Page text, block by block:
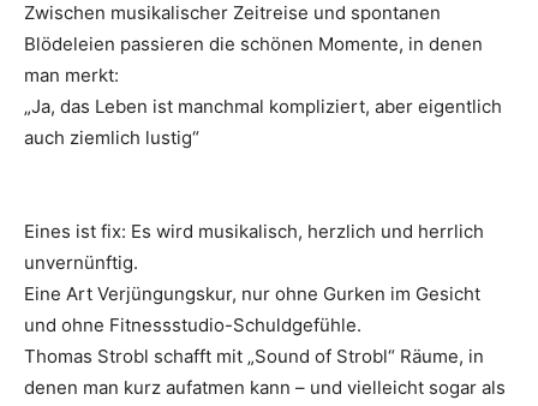
Zwischen musikalischer Zeitreise und spontanen
Blödeleien passieren die schönen Momente, in denen
man merkt:
„Ja, das Leben ist manchmal kompliziert, aber eigentlich
auch ziemlich lustig“
Eines ist fix: Es wird musikalisch, herzlich und herrlich
unvernünftig.
Eine Art Verjüngungskur, nur ohne Gurken im Gesicht
und ohne Fitnessstudio-Schuldgefühle.
Thomas Strobl schafft mit „Sound of Strobl“ Räume, in
denen man kurz aufatmen kann – und vielleicht sogar als